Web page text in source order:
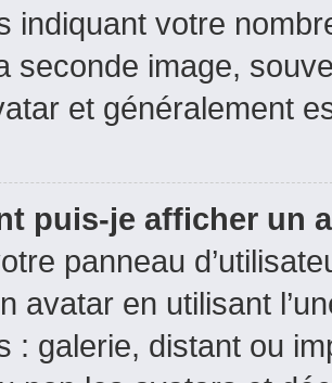
indiquant votre
seconde image,
et généralement
puis-je afficher un
panneau
avatar en utilisant
: galerie, distant ou